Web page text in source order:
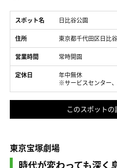
スポット名 日比谷公園
住所 東京都千代田区日比
営業時間 常時開園
定休日
年中無休
※サービスセンター
このスポットの
東京宝塚劇場
時代が変わっても深く